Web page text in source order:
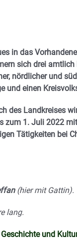
in das
sich drei
nördlicher und
und einen
des Landkreises
zum 1. Juli 2022
Tätigkeiten bei
(hier mit Gattin).
lang.
und